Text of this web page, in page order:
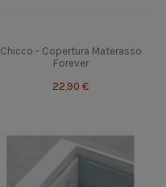
Chicco - Copertura Materasso
Forever
22,90 €